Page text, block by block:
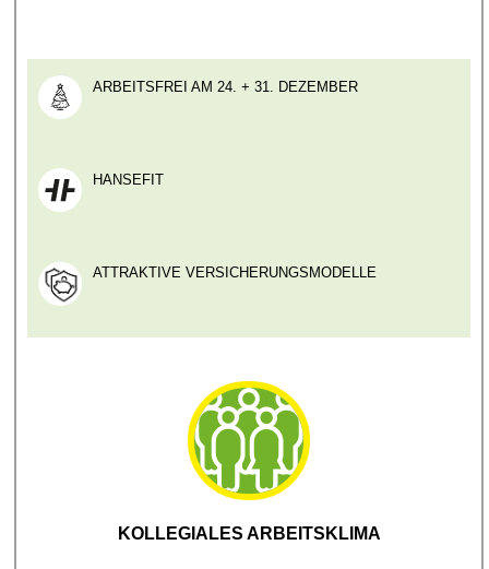
ARBEITSFREI AM 24. + 31. DEZEMBER
HANSEFIT
ATTRAKTIVE VERSICHERUNGSMODELLE
KOLLEGIALES ARBEITSKLIMA